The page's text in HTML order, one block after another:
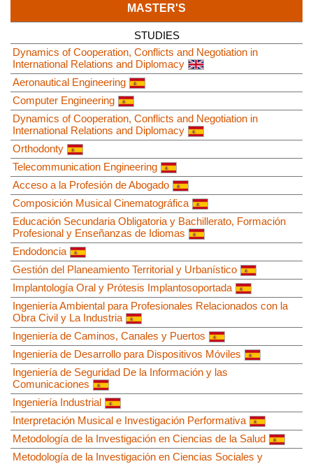
MASTER'S
STUDIES
Dynamics of Cooperation, Conflicts and Negotiation in
International Relations and Diplomacy
Aeronautical Engineering
Computer Engineering
Dynamics of Cooperation, Conflicts and Negotiation in
International Relations and Diplomacy
Orthodonty
Telecommunication Engineering
Acceso a la Profesión de Abogado
Composición Musical Cinematográfica
Educación Secundaria Obligatoria y Bachillerato, Formación
Profesional y Enseñanzas de Idiomas
Endodoncia
Gestión del Planeamiento Territorial y Urbanístico
Implantología Oral y Prótesis Implantosoportada
Ingeniería Ambiental para Profesionales Relacionados con la
Obra Civil y La Industria
Ingeniería de Caminos, Canales y Puertos
Ingeniería de Desarrollo para Dispositivos Móviles
Ingeniería de Seguridad De la Información y las
Comunicaciones
Ingeniería Industrial
Interpretación Musical e Investigación Performativa
Metodología de la Investigación en Ciencias de la Salud
Metodología de la Investigación en Ciencias Sociales y